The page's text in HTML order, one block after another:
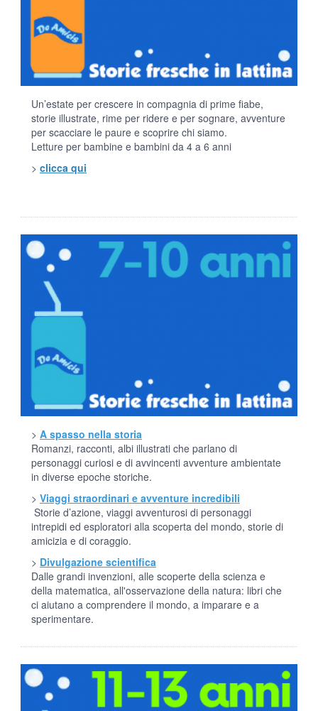
Un’estate per crescere in compagnia di prime fiabe,
storie illustrate, rime per ridere e per sognare, avventure
per scacciare le paure e scoprire chi siamo.
Letture per bambine e bambini da 4 a 6 anni
> clicca qui
> A spasso nella storia
Romanzi, racconti, albi illustrati che parlano di
personaggi curiosi e di avvincenti avventure ambientate
in diverse epoche storiche.
> Viaggi straordinari e avventure incredibili
Storie d’azione, viaggi avventurosi di personaggi
intrepidi ed esploratori alla scoperta del mondo, storie di
amicizia e di coraggio.
> Divulgazione scientifica
Dalle grandi invenzioni, alle scoperte della scienza e
della matematica, all'osservazione della natura: libri che
ci aiutano a comprendere il mondo, a imparare e a
sperimentare.